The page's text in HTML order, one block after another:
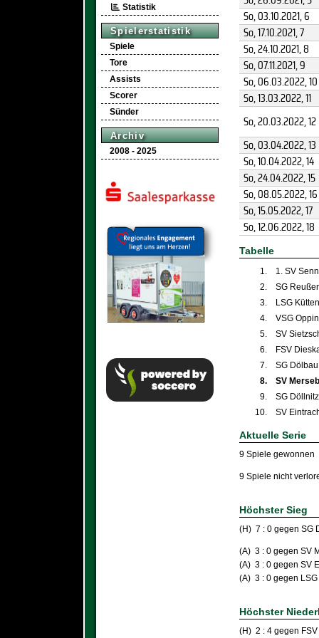
Statistik
Spielerstatistik
Spiele
Tore
Assists
Scorer
Sünder
Archiv
2008 - 2025
So, 03.10.2021, 6
So, 17.10.2021, 7
So, 24.10.2021, 8
So, 07.11.2021, 9
So, 06.03.2022, 10
So, 13.03.2022, 11
So, 20.03.2022, 12
So, 03.04.2022, 13
So, 10.04.2022, 14
So, 24.04.2022, 15
So, 08.05.2022, 16
So, 15.05.2022, 17
So, 12.06.2022, 18
Tabelle
1.
1. SV
2.
SG
3.
LSG Kütten
4.
VSG
5.
SV
6.
FSV
7.
SG
8.
SV
9.
SG
10.
SV
Aktuelle Serie
9 Spiele gewonnen
9 Spiele nicht
Höchster Sieg
(H) 7 : 0 gegen SG
(A) 3 : 0 gegen SV
(A) 3 : 0 gegen SV
(A) 3 : 0 gegen LSG
Höchster
(H) 2 : 4 gegen